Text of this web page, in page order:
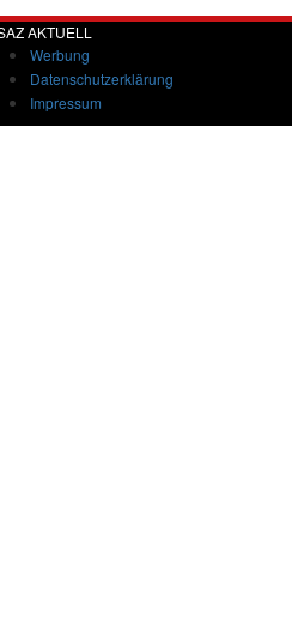
AKTUELL
Werbung
Datenschutzerklärung
Impressum